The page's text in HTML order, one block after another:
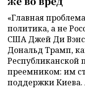
«Главная
политика, а не
США Джей Ди
Дональд Трамп,
Республиканской
преемником: им
поддержки Киева.